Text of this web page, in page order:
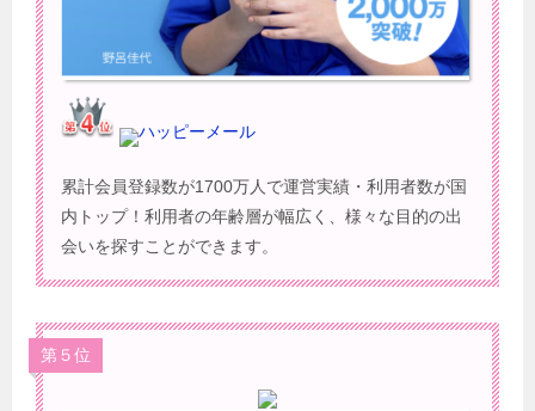
ハッピーメール
累計会員登録数が1700万人で運営実績・利用者数が国
内トップ！利用者の年齢層が幅広く、様々な目的の出
会いを探すことができます。
第５位